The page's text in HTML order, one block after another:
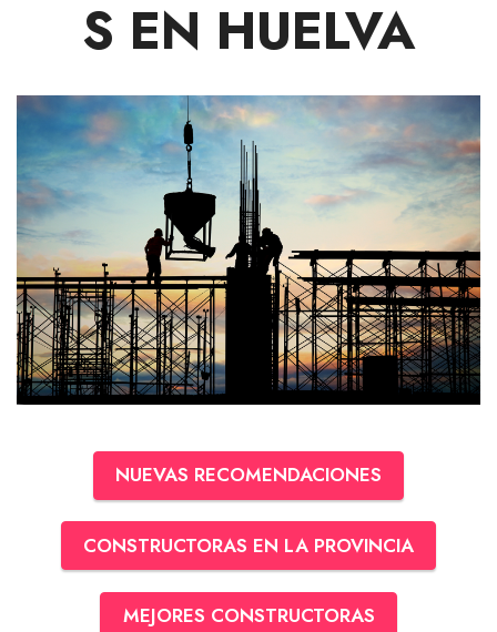
S EN HUELVA
NUEVAS RECOMENDACIONES
CONSTRUCTORAS EN LA PROVINCIA
MEJORES CONSTRUCTORAS